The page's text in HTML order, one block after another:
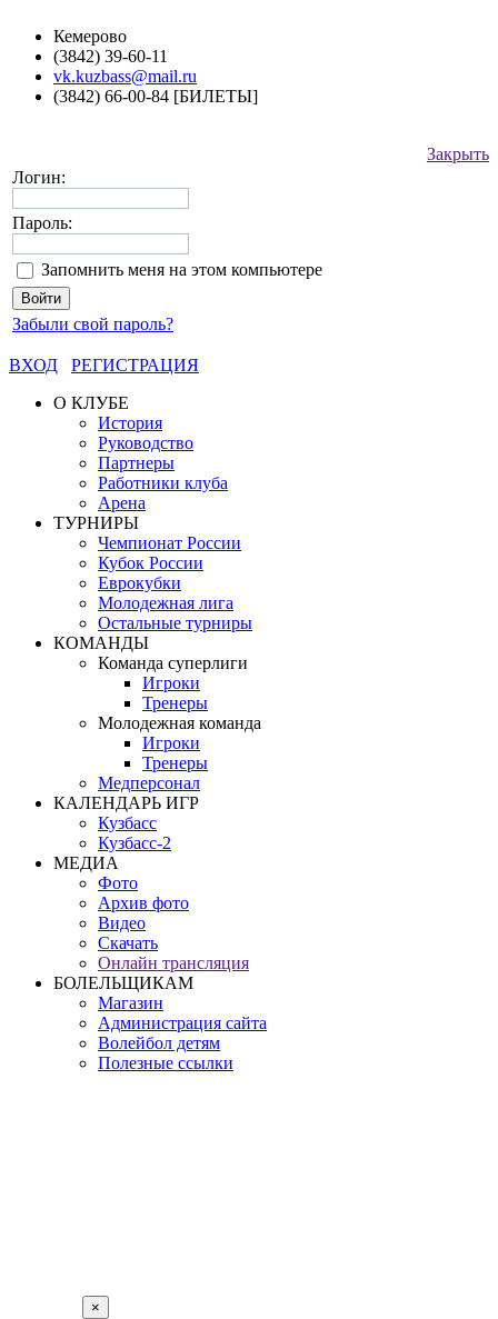
Кемерово
(3842) 39-60-11
vk.kuzbass@mail.ru
(3842) 66-00-84 [БИЛЕТЫ]
Закрыть
Логин:
Пароль:
Запомнить меня на этом компьютере
Забыли свой пароль?
ВХОД
РЕГИСТРАЦИЯ
О КЛУБЕ
История
Руководство
Партнеры
Работники клуба
Арена
ТУРНИРЫ
Чемпионат России
Кубок России
Еврокубки
Молодежная лига
Остальные турниры
КОМАНДЫ
Команда суперлиги
Игроки
Тренеры
Молодежная команда
Игроки
Тренеры
Медперсонал
КАЛЕНДАРЬ ИГР
Кузбасс
Кузбасс-2
МЕДИА
Фото
Архив фото
Видео
Скачать
Онлайн трансляция
БОЛЕЛЬЩИКАМ
Магазин
Администрация сайта
Волейбол детям
Полезные ссылки
×